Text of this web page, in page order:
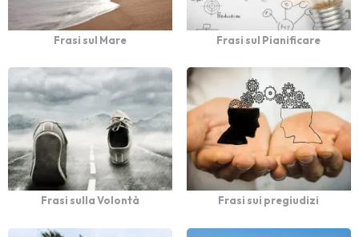
Frasi sul Mare Frasi sul Pianificare
Frasi sulla Volontà Frasi sui pregiudizi